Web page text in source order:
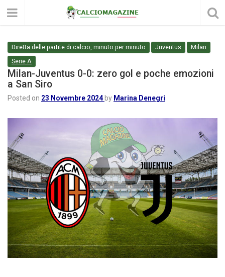
Diretta delle partite di calcio, minuto per minuto Juventus
Milan
Serie A
Milan-Juventus 0-0: zero gol e poche emozioni
a San Siro
Posted on 23 Novembre 2024 by Marina Denegri